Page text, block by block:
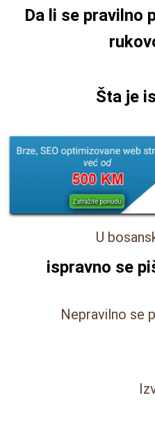
Da li se pravilno
Šta je
U
ispravno se
Nepravilno se